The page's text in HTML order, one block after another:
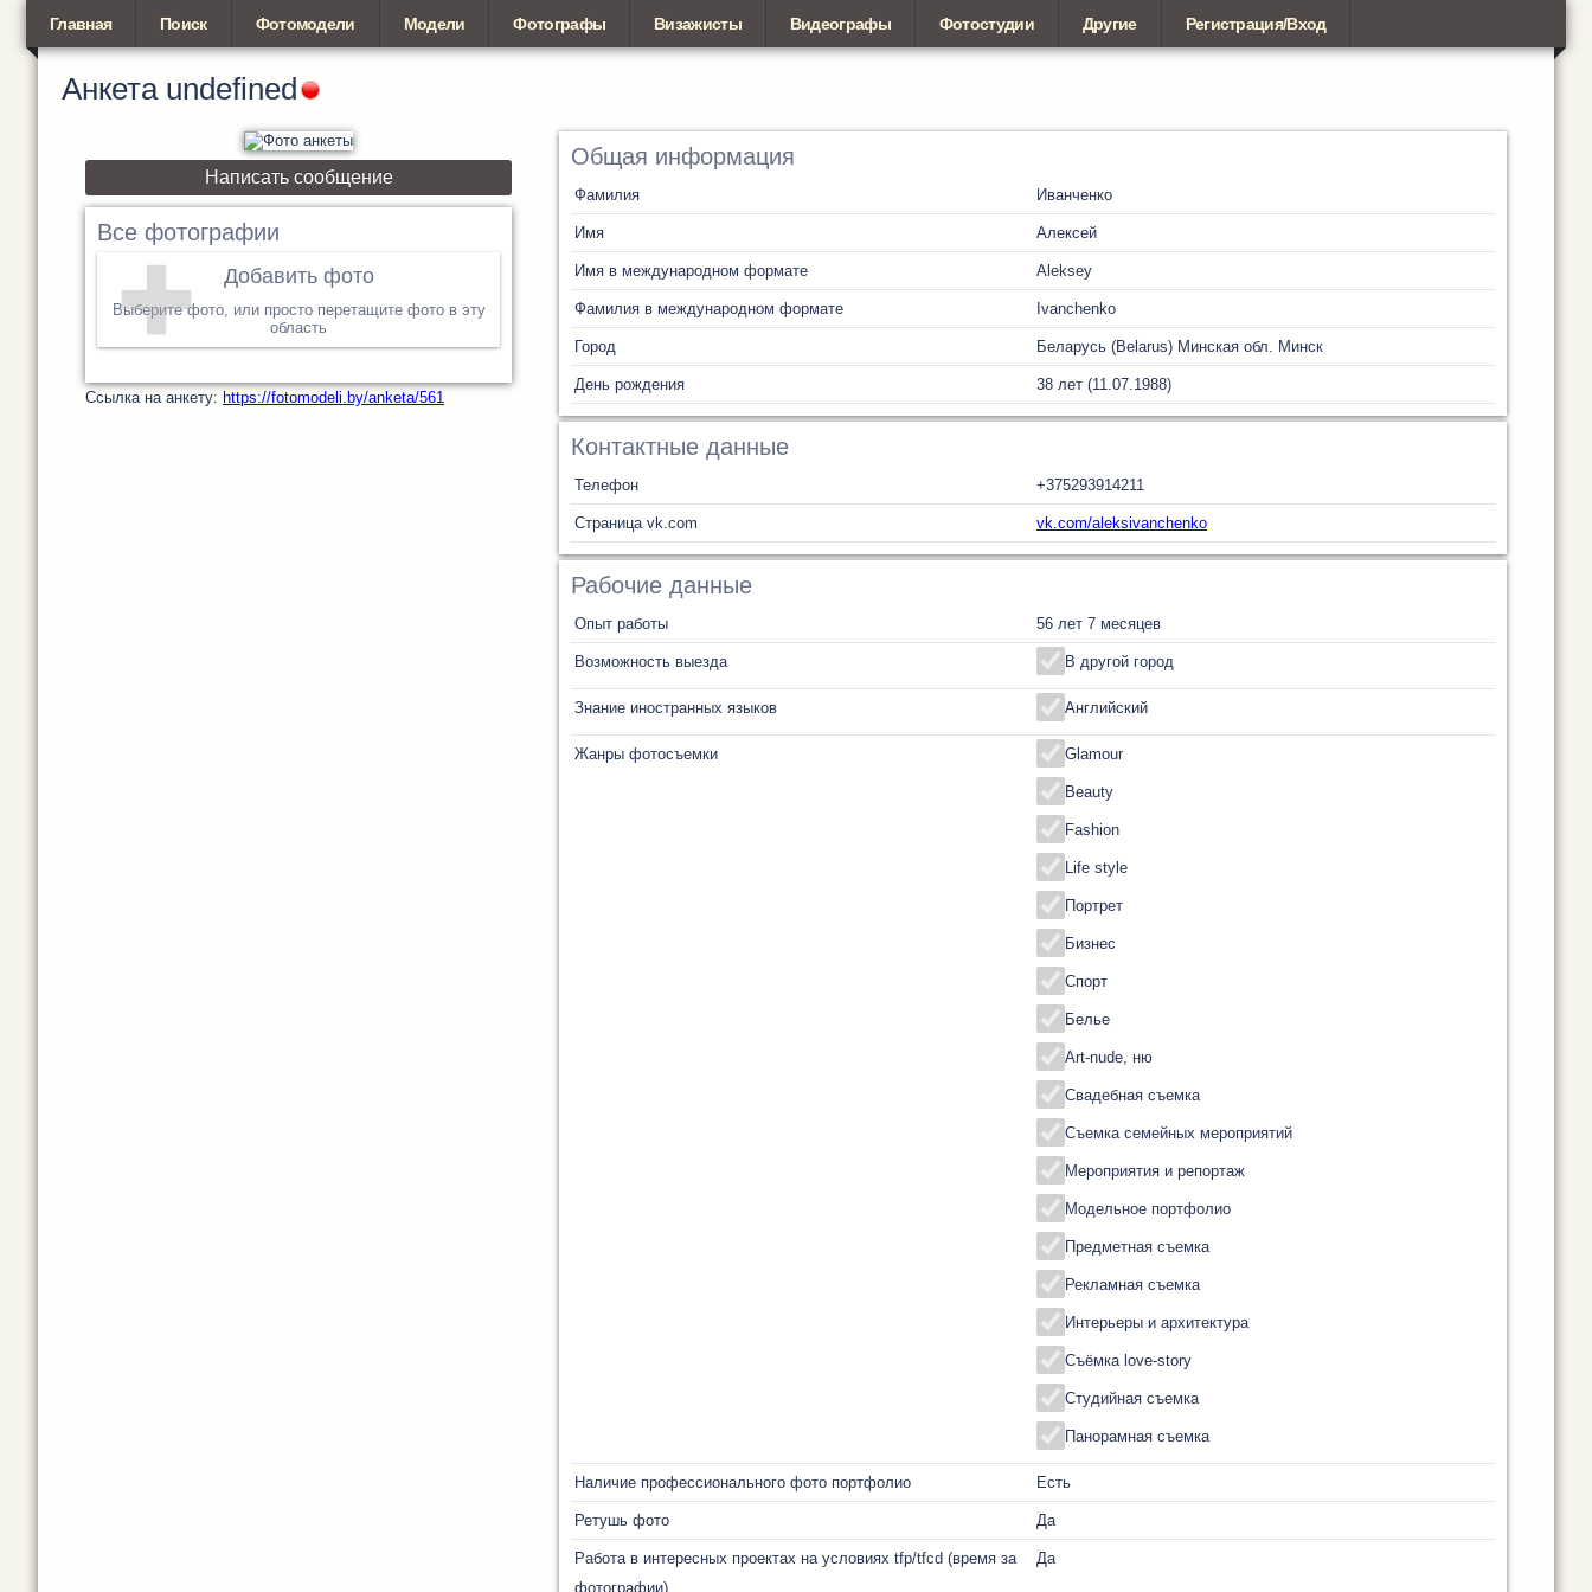
Главная Поиск Фотомодели Модели Фотографы Визажисты Видеографы Фотостудии Другие Регистрация/Вход
Анкета undefined
Написать сообщение
Все фотографии
Добавить фото
Выберите фото, или просто перетащите фото в эту
область
Cсылка на анкету: https://fotomodeli.by/anketa/561
Общая информация
Фамилия Иванченко
Имя Алексей
Имя в международном формате Aleksey
Фамилия в международном формате Ivanchenko
Город Беларусь (Belarus) Минская обл. Минск
День рождения 38 лет (11.07.1988)
Контактные данные
Телефон +375293914211
Страница vk.com vk.com/aleksivanchenko
Рабочие данные
Опыт работы 56 лет 7 месяцев
Возможность выезда В другой город
Знание иностранных языков Английский
Жанры фотосъемки Glamour
Beauty
Fashion
Life style
Портрет
Бизнес
Спорт
Белье
Art-nude, ню
Свадебная съемка
Съемка семейных мероприятий
Мероприятия и репортаж
Модельное портфолио
Предметная съемка
Рекламная съемка
Интерьеры и архитектура
Съёмка love-story
Студийная съемка
Панорамная съемка
Наличие профессионального фото портфолио Есть
Ретушь фото Да
Работа в интересных проектах на условиях tfp/tfcd (время за
фотографии)
Да